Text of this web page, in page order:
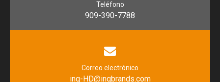
Teléfono
909-390-7788
Correo electrónico
inq-HD@inqbrands.com